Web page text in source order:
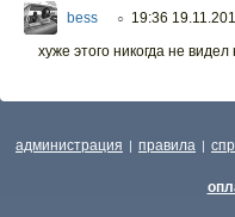
bess ○ 19:36
хуже этого никогда не
администрация | правила |